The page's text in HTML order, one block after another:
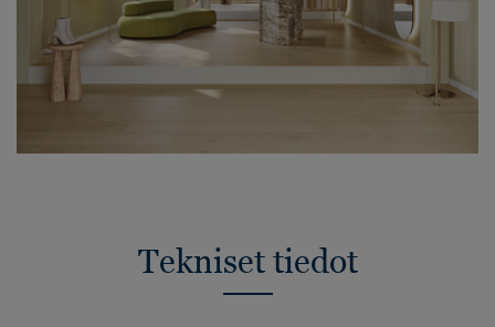
Tekniset tiedot